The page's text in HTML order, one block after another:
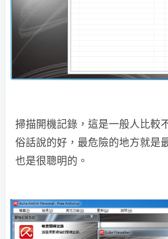
掃描開機記錄，這是一般人比較
俗話說的好，最危險的地方就是
也是很聰明的。